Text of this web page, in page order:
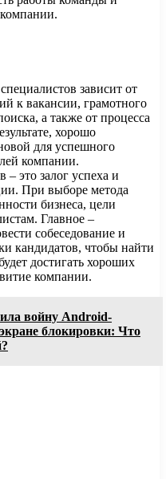
зависит от
к вакансии, грамотного
а также от процесса
хорошо
для успешного
компании.
это залог успеха и
При выборе метода
бизнеса, цели
Главное –
собеседование и
кандидатов, чтобы найти
достигать хороших
компании.
войну Android-
блокировки: Что